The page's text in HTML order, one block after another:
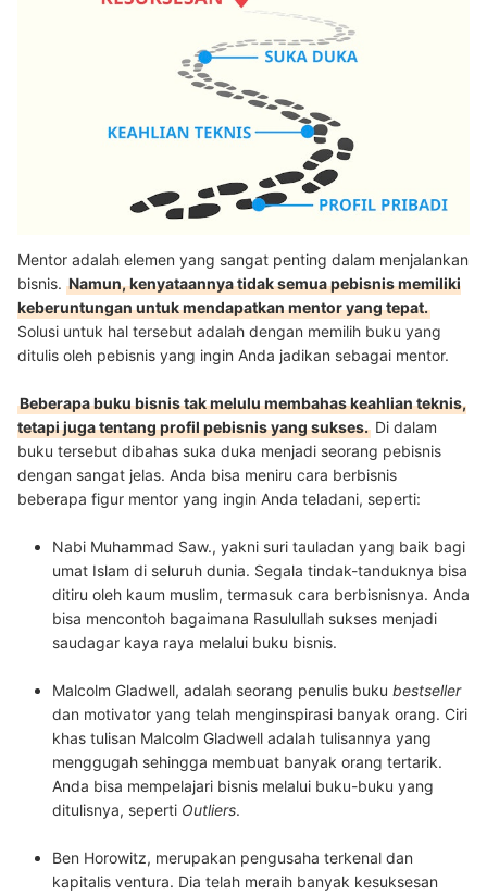
Mentor adalah elemen yang sangat penting dalam menjalankan
bisnis. Namun, kenyataannya tidak semua pebisnis memiliki
keberuntungan untuk mendapatkan mentor yang tepat.
Solusi untuk hal tersebut adalah dengan memilih buku yang
ditulis oleh pebisnis yang ingin Anda jadikan sebagai mentor.
Beberapa buku bisnis tak melulu membahas keahlian teknis,
tetapi juga tentang profil pebisnis yang sukses. Di dalam
buku tersebut dibahas suka duka menjadi seorang pebisnis
dengan sangat jelas. Anda bisa meniru cara berbisnis
beberapa figur mentor yang ingin Anda teladani, seperti:
Nabi Muhammad Saw., yakni suri tauladan yang baik bagi
umat Islam di seluruh dunia. Segala tindak-tanduknya bisa
ditiru oleh kaum muslim, termasuk cara berbisnisnya. Anda
bisa mencontoh bagaimana Rasulullah sukses menjadi
saudagar kaya raya melalui buku bisnis.
Malcolm Gladwell, adalah seorang penulis buku bestseller
dan motivator yang telah menginspirasi banyak orang. Ciri
khas tulisan Malcolm Gladwell adalah tulisannya yang
menggugah sehingga membuat banyak orang tertarik.
Anda bisa mempelajari bisnis melalui buku-buku yang
ditulisnya, seperti Outliers.
Ben Horowitz, merupakan pengusaha terkenal dan
kapitalis ventura. Dia telah meraih banyak kesuksesan